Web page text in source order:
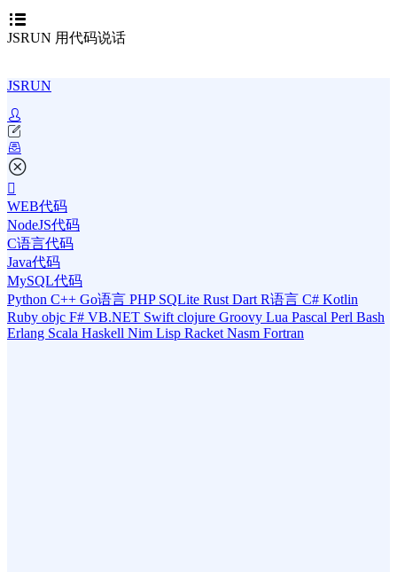
JSRUN 用代码说话
JSRUN
WEB代码
NodeJS代码
C语言代码
Java代码
MySQL代码
Python C++ Go语言 PHP SQLite Rust Dart R语言 C# Kotlin
Ruby objc F# VB.NET Swift clojure Groovy Lua Pascal Perl Bash
Erlang Scala Haskell Nim Lisp Racket Nasm Fortran